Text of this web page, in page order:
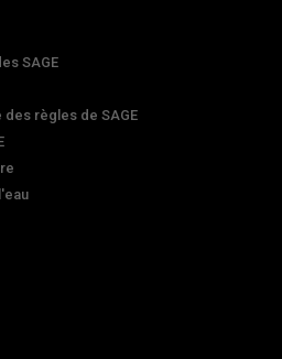
SAGE
des règles de SAGE